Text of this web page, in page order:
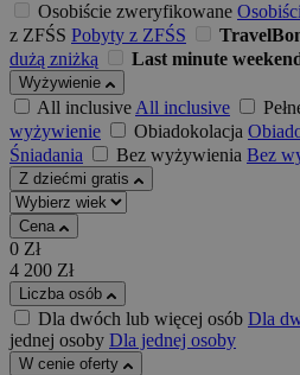
Osobiście zweryfikowane
z ZFŚS Pobyty z ZFŚS
dużą zniżką
Last minute
Wyżywienie
All inclusiveAll inclusive
wyżywienie
Obiadokolacja
Śniadania
Bez wyżywienia Bez
Z dziećmi gratis
Cena
0 Zł
4 200 Zł
Liczba osób
Dla dwóch lub więcej osób Dla
jednej osoby Dla jednej osoby
W cenie oferty